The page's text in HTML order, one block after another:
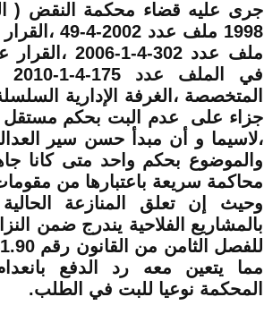
1998 ملف عدد
49-4-2002
المتخصصة ،الغرفة الإدارية السلسلة 2 سنة 2011
جزاء على عدم البت بحكم مستقل
،لاسيما و أن مبدأ حسن سير
والموضوع بحكم واحد متى كانا
محاكمة سريعة باعتبارها من
وحيث إن تعلق المنازعة
بالمشاريع الفلاحية يندرج ضمن
مما يتعين معه رد الدفع
المحكمة نوعيا للبت في الطلب.